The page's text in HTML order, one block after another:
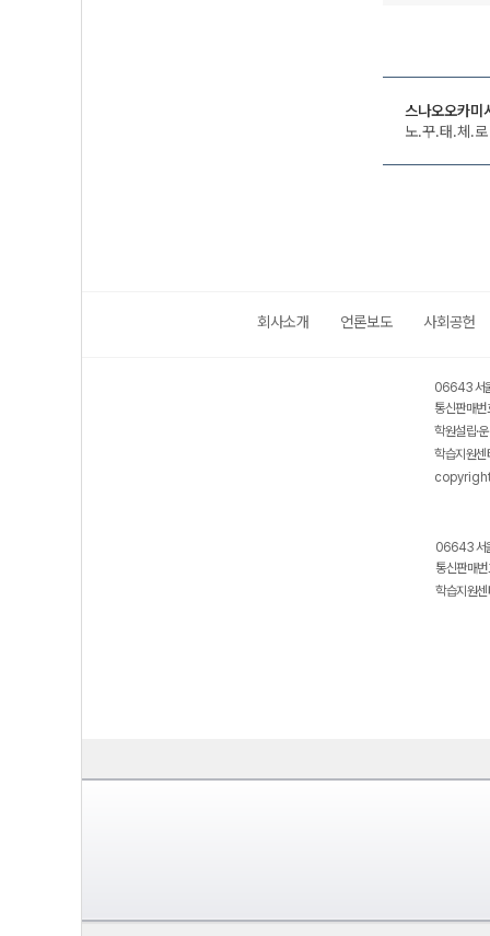
스나오오카
노.꾸.태.체.
회사소개 언론보도 사회공헌
06643 서
통신판매
학원설립·
학습지원
06643 서
통신판매
학습지원